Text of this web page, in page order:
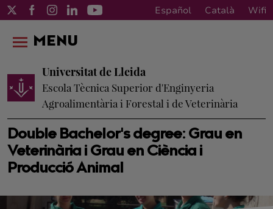
Español Català Wifi
Double Bachelor's degree: Grau en
Veterinària i Grau en Ciència i
Producció Animal
Universitat de Lleida
Escola Tècnica Superior d'Enginyeria
Agroalimentària i Forestal i de Veterinària
MENU